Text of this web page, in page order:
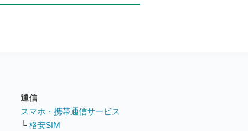
通信
スマホ・携帯通信サービス
└ 格安SIM